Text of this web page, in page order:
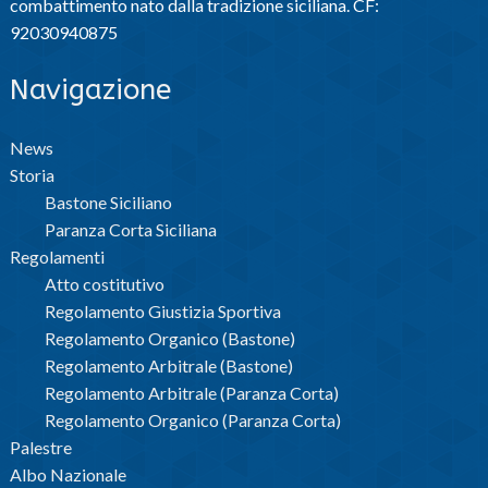
combattimento nato dalla tradizione siciliana. CF:
92030940875
Navigazione
News
Storia
Bastone Siciliano
Paranza Corta Siciliana
Regolamenti
Atto costitutivo
Regolamento Giustizia Sportiva
Regolamento Organico (Bastone)
Regolamento Arbitrale (Bastone)
Regolamento Arbitrale (Paranza Corta)
Regolamento Organico (Paranza Corta)
Palestre
Albo Nazionale